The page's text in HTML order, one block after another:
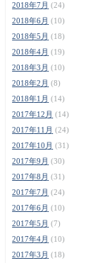
2018年7月 (24)
2018年6月 (10)
2018年5月 (18)
2018年4月 (19)
2018年3月 (10)
2018年2月 (8)
2018年1月 (14)
2017年12月 (14)
2017年11月 (24)
2017年10月 (31)
2017年9月 (30)
2017年8月 (31)
2017年7月 (24)
2017年6月 (10)
2017年5月 (7)
2017年4月 (10)
2017年3月 (18)